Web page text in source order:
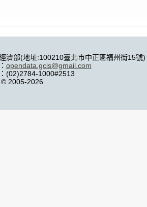
濟部(地址:100210臺北市中正區福州街15號)
opendata.gcis@gmail.com
(02)2784-1000#2513
© 2005-2026